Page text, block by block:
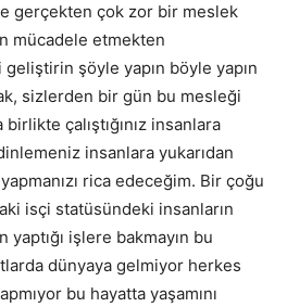
gerçekten çok zor bir meslek
mücadele etmekten
şöyle yapın böyle yapın
sizlerden bir gün bu mesleği
birlikte çalıştığınız insanlara
insanlara yukarıdan
rica edeceğim. Bir çoğu
isçi statüsündeki insanların
işlere bakmayın bu
dünyaya gelmiyor herkes
bu hayatta yaşamını